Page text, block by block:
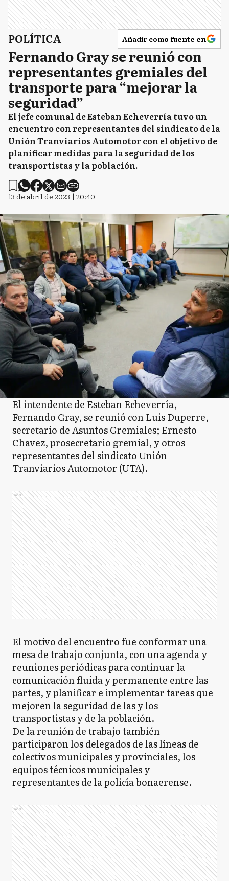
POLÍTICA Añadir como fuente en
Fernando Gray se reunió con
representantes gremiales del
transporte para “mejorar la
seguridad”
El jefe comunal de Esteban Echeverría tuvo un
encuentro con representantes del sindicato de la
Unión Tranviarios Automotor con el objetivo de
planificar medidas para la seguridad de los
transportistas y la población.
13 de abril de 2023 | 20:40
El intendente de Esteban Echeverría,
Fernando Gray, se reunió con Luis Duperre,
secretario de Asuntos Gremiales; Ernesto
Chavez, prosecretario gremial, y otros
representantes del sindicato Unión
Tranviarios Automotor (UTA).
Ads
El motivo del encuentro fue conformar una
mesa de trabajo conjunta, con una agenda y
reuniones periódicas para continuar la
comunicación fluida y permanente entre las
partes, y planificar e implementar tareas que
mejoren la seguridad de las y los
transportistas y de la población.
De la reunión de trabajo también
participaron los delegados de las líneas de
colectivos municipales y provinciales, los
equipos técnicos municipales y
representantes de la policía bonaerense.
Ads